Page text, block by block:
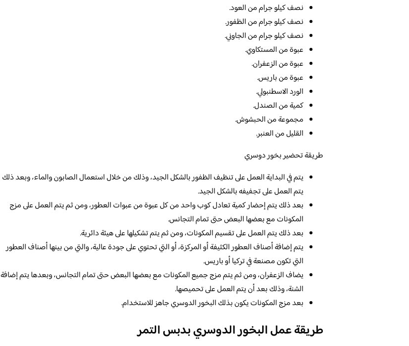
نصف كيلو جرام من العود.
نصف كيلو جرام من الظفور.
نصف كيلو جرام من الجاوني.
عبوة من المستكاوي.
عبوة من الزعفران.
عبوة من باريس.
الورد الاسطنبولي.
كمية من الصندل.
مجموعة من الحبشوش.
القليل من العنبر.
طريقة تحضير بخور دوسري
يتم في البداية العمل على تنظيف الظفور بالشكل الجيد، وذلك من خلال استعمال الصابون والماء، وبعد ذلك
يتم العمل على تجفيفه بالشكل الجيد.
بعد ذلك يتم إحضار كمية تعادل كوب واحد من كل عبوة من عبوات العطور، ومن ثم يتم العمل على مزج
المكونات مع بعضها البعض حتى تمام التجانس.
بعد ذلك يتم العمل على تقسيم المكونات، ومن ثم يتم تشكيلها على هيئة دائرية.
يتم إضافة أصناف العطور الكثيفة أو المركزة، أو التي تحتوي على جودة عالية، والتي من بينها أصناف العطور
التي تكون مصنعة في تركيا أو باريس.
يضاف الزعفران، ومن ثم يتم مزج جميع المكونات مع بعضها البعض حتى تمام التجانس، وبعدها يتم إضافة
الشنة، وذلك بعد أن يتم العمل على تحميصها.
بعد مزج المكونات يكون بذلك البخور الدوسري جاهز للاستخدام.
طريقة عمل البخور الدوسري بدبس التمر